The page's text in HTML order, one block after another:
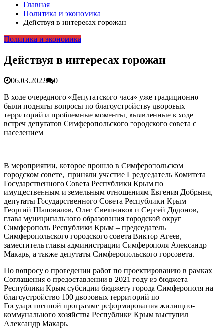
После атаки БПЛА на поезд Москва–Симферополь в
Крыму эвакуировали всех пассажиро...
гарантия, выезд в день обращени...
средства на программу социальн...01.04.2026
Более 25 тысяч «квадратов» преобразятся в ближайшее
В Симферополе очищают реку Салгир: работы ведутся
Главная
Политика и экономика
Действуя в интересах горожан
Политика и экономика
Действуя в интересах горожан
06.03.2022
0
В ходе очередного «Депутатского часа» уже традиционно
были подняты вопросы по благоустройству дворовых
территорий и проблемные моменты, выявленные в ходе
встреч депутатов Симферопольского городского совета с
населением.
В мероприятии, которое прошло в Симферопольском
городском совете, приняли участие Председатель Комитета
Государственного Совета Республики Крым по
имущественным и земельным отношениям Евгения Добрыня,
депутаты Государственного Совета Республики Крым
Георгий Шаповалов, Олег Свешников и Сергей Додонов,
глава муниципального образования городской округ
Симферополь Республики Крым – председатель
Симферопольского городского совета Виктор Агеев,
заместитель главы администрации Симферополя Александр
Макарь, а также депутаты Симферопольского горсовета.
По вопросу о проведении работ по проектированию в рамках
Соглашения о предоставлении в 2021 году из бюджета
Республики Крым субсидии бюджету города Симферополя на
благоустройство 100 дворовых территорий по
Государственной программе реформирования жилищно-
коммунального хозяйства Республики Крым выступил
Александр Макарь.